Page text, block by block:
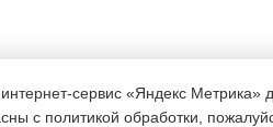
сервис «Яндекс Метрика»
с политикой обработки,